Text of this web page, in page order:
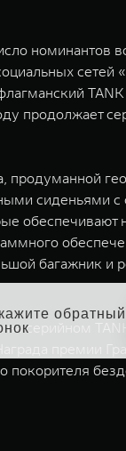
номинантов
сетей
TANK
продолжает
сиденьями с
обеспечивают
багажник и
на серийном
премии
покорителя
обратный